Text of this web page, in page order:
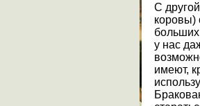
С
коровы)
у нас
имеют,